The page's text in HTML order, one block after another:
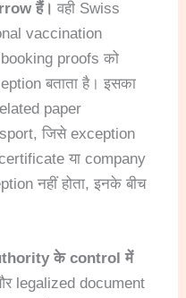
हैं। वही Swiss
vaccination
proofs को
बताता है। इसका
paper
जिसे exception
या company
नहीं होता, इनके बीच
के control में
legalized document